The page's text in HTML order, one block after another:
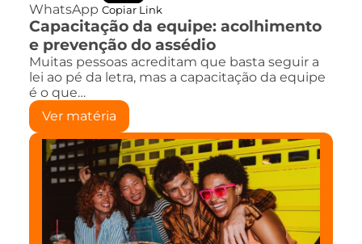
WhatsApp Copiar Link
Capacitação da equipe: acolhimento
e prevenção do assédio
Muitas pessoas acreditam que basta seguir a
lei ao pé da letra, mas a capacitação da equipe
é o que…
Ver matéria